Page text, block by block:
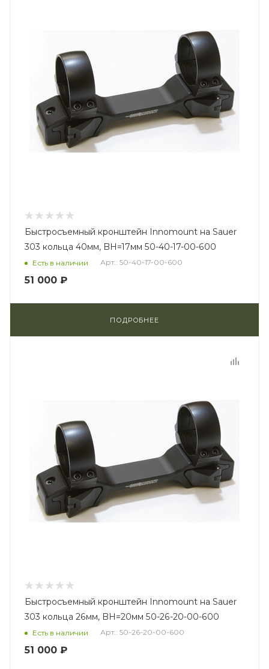
Быстросъемный кронштейн Innomount на Sauer
303 кольца 40мм, BH=17мм 50-40-17-00-600
Есть в наличии Арт.: 50-40-17-00-600
51 000 ₽
ПОДРОБНЕЕ
Быстросъемный кронштейн Innomount на Sauer
303 кольца 26мм, BH=20мм 50-26-20-00-600
Есть в наличии Арт.: 50-26-20-00-600
51 000 ₽